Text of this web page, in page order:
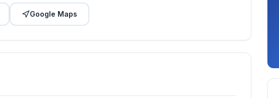
Google Maps